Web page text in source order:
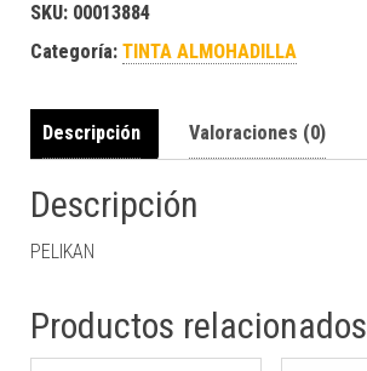
SKU: 00013884
Categoría: TINTA ALMOHADILLA
Descripción Valoraciones (0)
Descripción
PELIKAN
Productos relacionados